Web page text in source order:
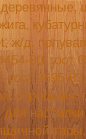
, ж/д,
80, гост
гост 2695-